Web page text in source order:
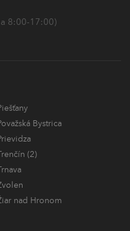
8:00-17:00)
Bystrica
(2)
nad Hronom